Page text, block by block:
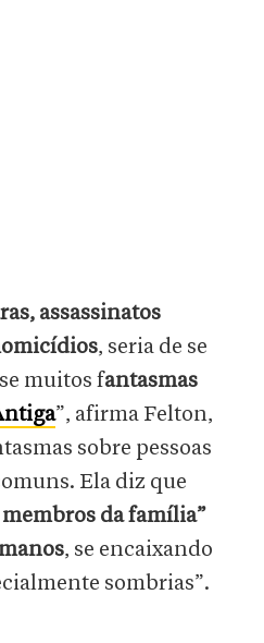
assassinatos
, seria de se
muitos fantasmas
”, afirma Felton,
sobre pessoas
Ela diz que
da família”
, se encaixando
sombrias”.